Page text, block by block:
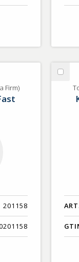
Firm)
201158
Välj
Tofu